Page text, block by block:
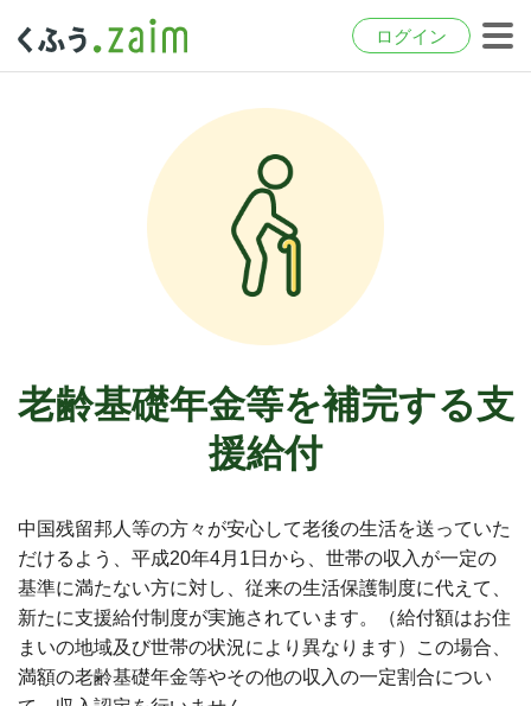
ログイン
老齢基礎年金等を補完する支
援給付
中国残留邦人等の方々が安心して老後の生活を送っていた
だけるよう、平成20年4月1日から、世帯の収入が一定の
基準に満たない方に対し、従来の生活保護制度に代えて、
新たに支援給付制度が実施されています。（給付額はお住
まいの地域及び世帯の状況により異なります）この場合、
満額の老齢基礎年金等やその他の収入の一定割合につい